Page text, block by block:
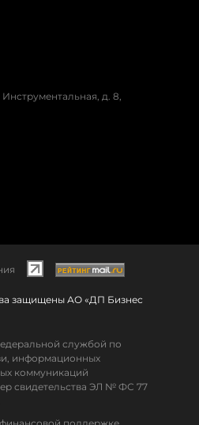
д. 8,
защищены АО «ДП Бизнес
службой по
информационных
коммуникаций
свидетельства ЭЛ № ФС 77